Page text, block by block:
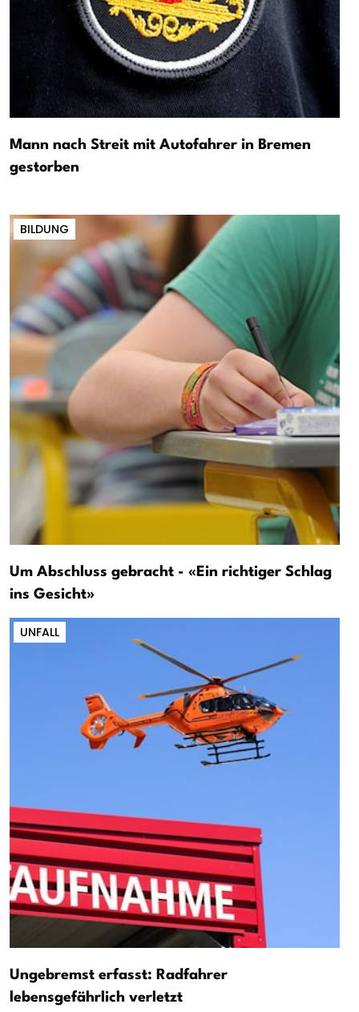
Mann nach Streit mit Autofahrer in Bremen
gestorben
BILDUNG
Um Abschluss gebracht - «Ein richtiger Schlag
ins Gesicht»
UNFALL
Ungebremst erfasst: Radfahrer
lebensgefährlich verletzt